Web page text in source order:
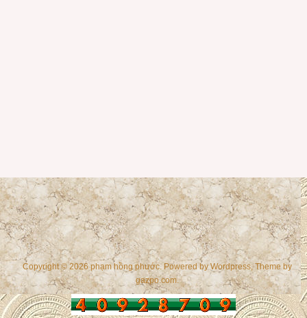
Copyright © 2026 phạm hồng phước. Powered byWordpress , Theme by
gazpo.com.